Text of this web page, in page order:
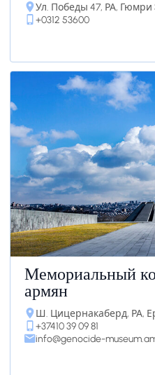
Ул. Победы 47, РА, Гюмри
+0312 53600
Мемориальный
армян
Ш. Цицернакаберд, РА,
+37410 39 09 81
info@genocide-